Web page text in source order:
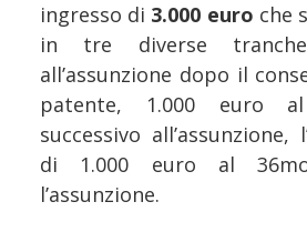
ingresso di 3.000 euro che
in tre diverse
all’assunzione dopo il
patente, 1.000 euro
successivo all’assunzione,
di 1.000 euro al
l’assunzione.